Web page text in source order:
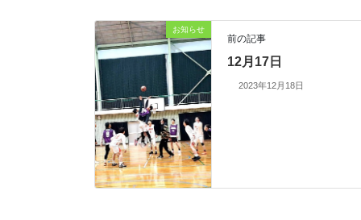
お知らせ
前の記事
12月17日
2023年12月18日